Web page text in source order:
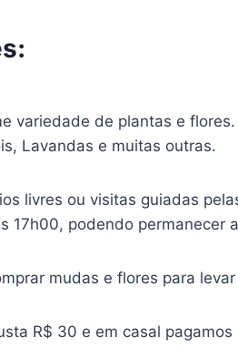
variedade de plantas e
Lavandas e muitas outras.
livres ou visitas guiadas
17h00, podendo permanecer
mudas e flores para
R$ 30 e em casal pagamos